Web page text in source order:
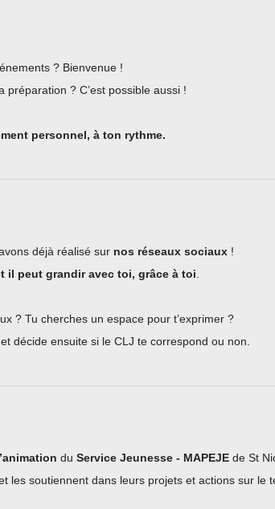
? Bienvenue !
préparation ? C’est possible aussi !
personnel, à ton rythme.
déjà réalisé sur nos réseaux sociaux !
il peut grandir avec toi, grâce à toi
? Tu cherches un espace pour t’exprimer ?
, et décide ensuite si le CLJ te correspond ou non.
du Service Jeunesse - MAPEJE de St
les soutiennent dans leurs projets et actions sur le